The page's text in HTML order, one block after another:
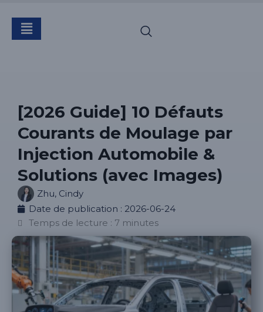
[2026 Guide] 10 Défauts
Courants de Moulage par
Injection Automobile &
Solutions (avec Images)
Zhu, Cindy
Date de publication : 2026-06-24
Temps de lecture : 7 minutes